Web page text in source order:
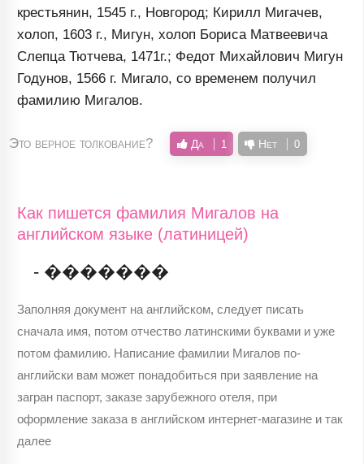
крестьянин, 1545 г., Новгород; Кирилл Мигачев,
холоп, 1603 г., Мигун, холоп Бориса Матвеевича
Слепца Тютчева, 1471г.; Федот Михайлович Мигун
Годунов, 1566 г. Мигало, со временем получил
фамилию Мигалов.
Это верное толкование? Да 1 Нет 0
Как пишется фамилия Мигалов на
английском языке (латиницей)
- �������
Заполняя документ на английском, следует писать
сначала имя, потом отчество латинскими буквами и уже
потом фамилию. Написание фамилии Мигалов по-
английски вам может понадобиться при заявление на
загран паспорт, заказе зарубежного отеля, при
оформление заказа в английском интернет-магазине и так
далее